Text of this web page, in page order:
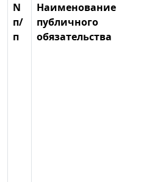
N
п/
п
Наименование
публичного
обязательства